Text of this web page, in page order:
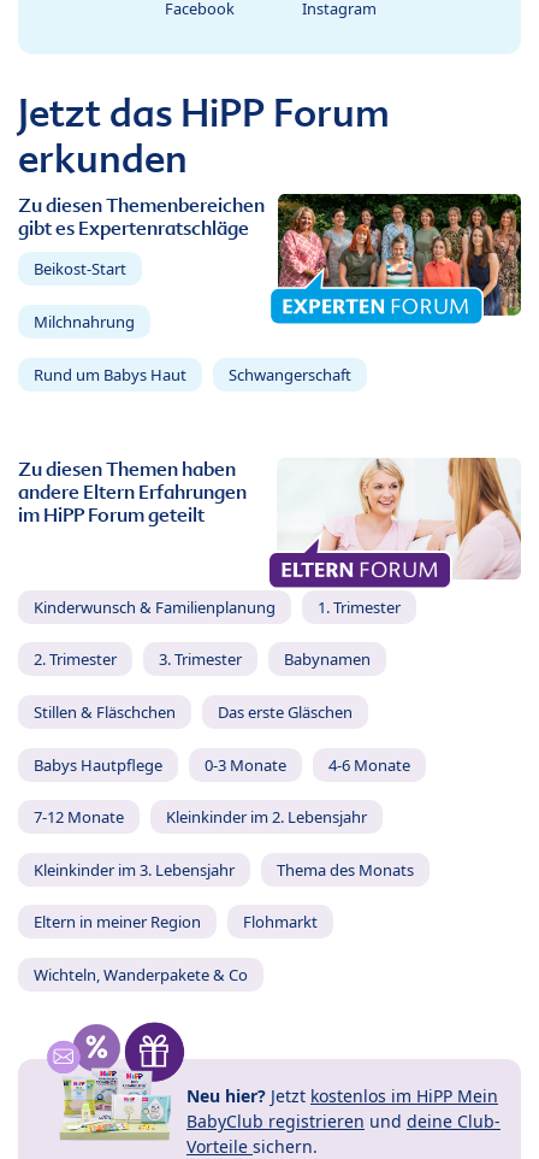
Facebook Instagram
Jetzt das HiPP Forum
erkunden
Zu diesen Themenbereichen
gibt es Expertenratschläge
Beikost-Start
Milchnahrung
Rund um Babys Haut Schwangerschaft
Zu diesen Themen haben
andere Eltern Erfahrungen
im HiPP Forum geteilt
Kinderwunsch & Familienplanung 1. Trimester
2. Trimester 3. Trimester Babynamen
Stillen & Fläschchen Das erste Gläschen
Babys Hautpflege 0-3 Monate 4-6 Monate
7-12 Monate Kleinkinder im 2. Lebensjahr
Kleinkinder im 3. Lebensjahr Thema des Monats
Eltern in meiner Region Flohmarkt
Wichteln, Wanderpakete & Co
Neu hier? Jetzt kostenlos im HiPP Mein
BabyClub registrieren und deine Club-
Vorteile sichern.